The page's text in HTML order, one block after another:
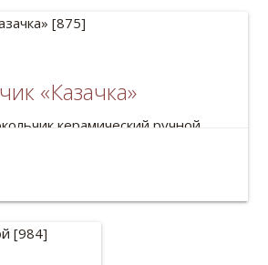
«Казачка»
керамический ручной